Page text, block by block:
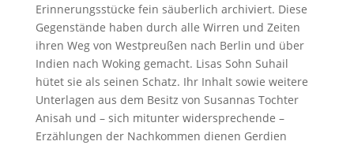
Erinnerungsstücke fein säuberlich archiviert. Diese
Gegenstände haben durch alle Wirren und Zeiten
ihren Weg von Westpreußen nach Berlin und über
Indien nach Woking gemacht. Lisas Sohn Suhail
hütet sie als seinen Schatz. Ihr Inhalt sowie weitere
Unterlagen aus dem Besitz von Susannas Tochter
Anisah und – sich mitunter widersprechende –
Erzählungen der Nachkommen dienen Gerdien